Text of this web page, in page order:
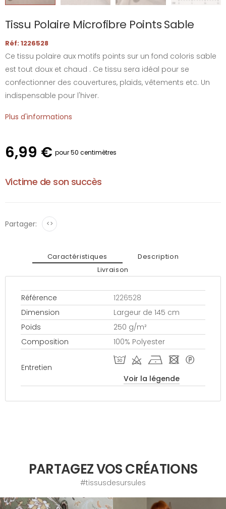
Tissu Polaire Microfibre Points Sable
Réf: 1226528
Ce tissu polaire aux motifs points sur un fond coloris sable
est tout doux et chaud . Ce tissu sera idéal pour se
confectionner des couvertures, plaids, vêtements etc. Un
indispensable pour l'hiver.
Plus d'informations
6,99 € pour 50 centimètres
Victime de son succès
Partager: <>
Caractéristiques
Description
Livraison
Référence
1226528
Dimension
Largeur de 145 cm
Poids
250 g/m²
Composition
100% Polyester
Entretien
T d h - *
Voir la légende
PARTAGEZ VOS CRÉATIONS
#tissusdesursules